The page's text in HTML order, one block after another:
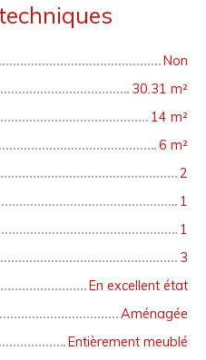
Non
30.31 m²
14 m²
6 m²
2
1
1
3
En excellent état
Aménagée
Entièrement meublé